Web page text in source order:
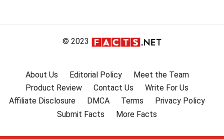
© 2023
About Us Editorial Policy
Meet the Team
Product Review
Contact Us
Write For Us
Affiliate Disclosure
DMCA Terms
Privacy Policy
Submit Facts
More Facts